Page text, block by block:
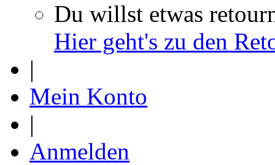
Du willst etwas
Hier geht's zu den
|
Mein Konto
|
Anmelden